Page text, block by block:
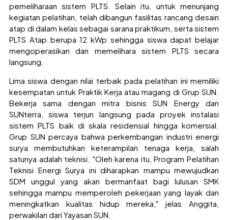
pemeliharaan sistem PLTS. Selain itu, untuk menunjang
kegiatan pelatihan, telah dibangun fasilitas rancang desain
atap di dalam kelas sebagai sarana praktikum, serta sistem
PLTS Atap berupa 12 kWp sehingga siswa dapat belajar
mengoperasikan dan memelihara sistem PLTS secara
langsung.
Lima siswa dengan nilai terbaik pada pelatihan ini memiliki
kesempatan untuk Praktik Kerja atau magang di Grup SUN.
Bekerja sama dengan mitra bisnis SUN Energy dan
SUNterra, siswa terjun langsung pada proyek instalasi
sistem PLTS baik di skala residensial hingga komersial.
Grup SUN percaya bahwa perkembangan industri energi
surya membutuhkan keterampilan tenaga kerja, salah
satunya adalah teknisi. "Oleh karena itu, Program Pelatihan
Teknisi Energi Surya ini diharapkan mampu mewujudkan
SDM unggul yang akan bermanfaat bagi lulusan SMK
sehingga mampu memperoleh pekerjaan yang layak dan
meningkatkan kualitas hidup mereka," jelas Anggita,
perwakilan dari Yayasan SUN.